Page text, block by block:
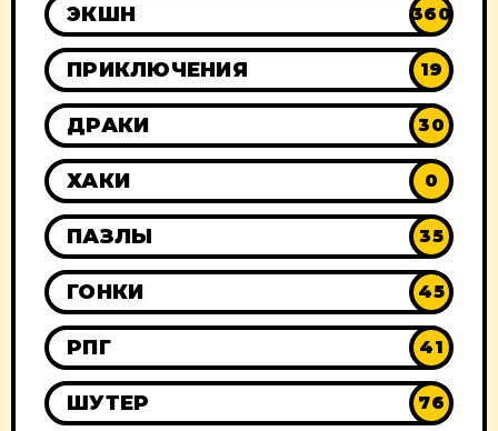
ЭКШН 360
ПРИКЛЮЧЕНИЯ 19
ДРАКИ 30
ХАКИ 0
ПАЗЛЫ 35
ГОНКИ 45
РПГ 41
ШУТЕР 76